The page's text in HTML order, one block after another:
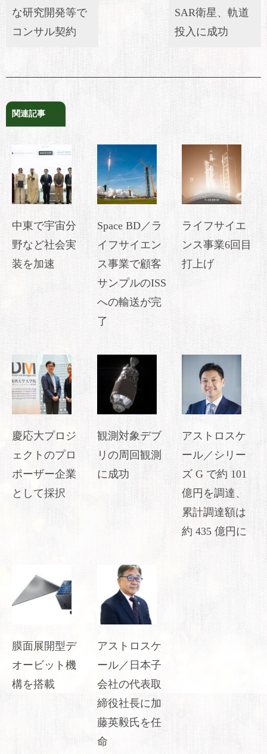
な研究開発等で
コンサル契約
SAR衛星、軌道
投入に成功
関連記事
中東で宇宙分
野など社会実
装を加速
Space BD／ラ
イフサイエン
ス事業で顧客
サンプルのISS
への輸送が完
了
ライフサイエ
ンス事業6回目
打上げ
慶応大プロジ
ェクトのプロ
ポーザー企業
として採択
観測対象デブ
リの周回観測
に成功
アストロスケ
ール／シリー
ズ G で約 101
億円を調達、
累計調達額は
約 435 億円に
膜面展開型デ
オービット機
構を搭載
アストロスケ
ール／日本子
会社の代表取
締役社長に加
藤英毅氏を任
命